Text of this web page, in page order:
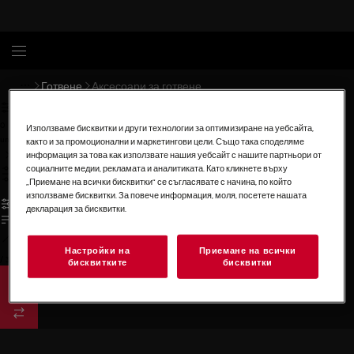
Готвене Аксесоари за готвене
undefined
Използваме бисквитки и други технологии за оптимизиране на уебсайта,
както и за промоционални и маркетингови цели. Също така споделяме
информация за това как използвате нашия уебсайт с нашите партньори от
социалните медии, рекламата и аналитиката. Като кликнете върху
„Приемане на всички бисквитки“ се съгласявате с начина, по който
използваме бисквитки. За повече информация, моля, посетете нашата
декларация за бисквитки.
Настройки на
бисквитките
Приемане на всички
бисквитки